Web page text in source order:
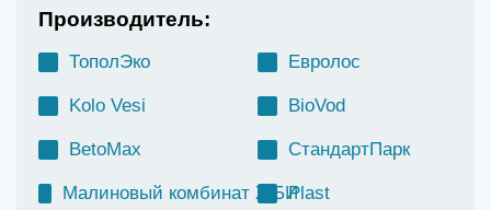
Производитель:
ТополЭко Евролос
Kolo Vesi BioVod
BetoMax СтандартПарк
Малиновый комбинат ЖБИPlast